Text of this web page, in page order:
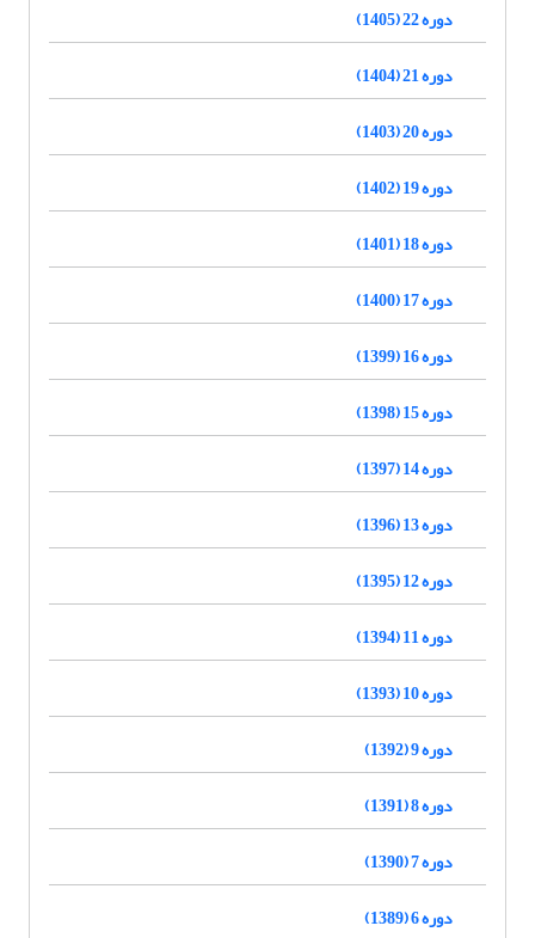
دوره 22 (1405)
دوره 21 (1404)
دوره 20 (1403)
دوره 19 (1402)
دوره 18 (1401)
دوره 17 (1400)
دوره 16 (1399)
دوره 15 (1398)
دوره 14 (1397)
دوره 13 (1396)
دوره 12 (1395)
دوره 11 (1394)
دوره 10 (1393)
دوره 9 (1392)
دوره 8 (1391)
دوره 7 (1390)
دوره 6 (1389)